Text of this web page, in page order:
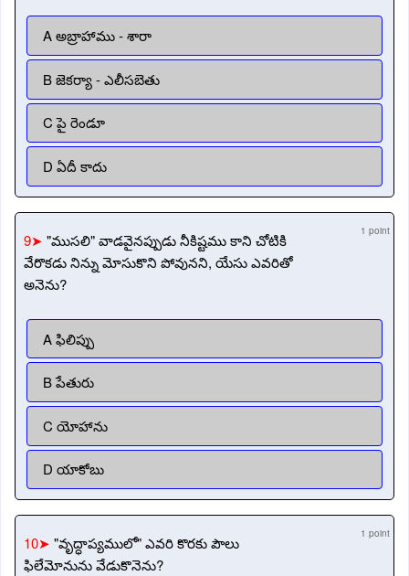
A అబ్రాహాము - శారా
B జెకర్యా - ఎలీసబెతు
C పై రెండూ
D ఏదీ కాదు
9➤ "ముసలి" వాడవైనప్పుడు నీకిష్టము కాని చోటికి
వేరొకడు నిన్ను మోసుకొని పోవునని, యేసు ఎవరితో
అనెను?
1 point
A ఫిలిప్పు
B పేతురు
C యోహాను
D యాకోబు
10➤ "వృద్ధాప్యములో" ఎవరి కొరకు పౌలు
ఫిలేమోనును వేడుకొనెను?
1 point